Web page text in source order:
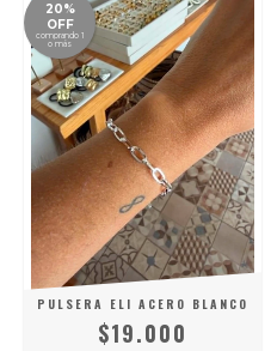
20%
OFF
comprando 1
o más
PULSERA ELI ACERO BLANCO
$19.000